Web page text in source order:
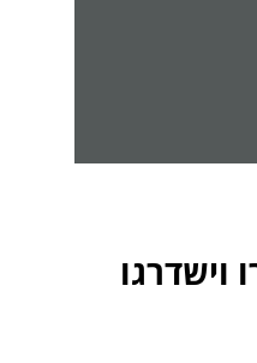
וישדרגו